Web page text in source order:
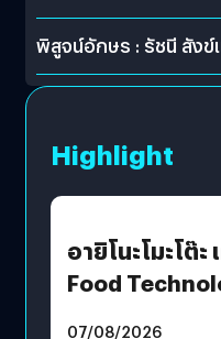
พิสูจน์อักษร : รัชนี สังข์
Highlight
อายิโนะโมะโต๊
Food
07/08/2026